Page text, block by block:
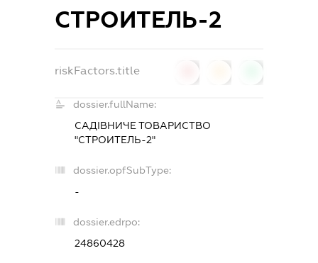
СТРОИТЕЛЬ-2
riskFactors.title
dossier.fullName:
САДІВНИЧЕ ТОВАРИСТВО
"СТРОИТЕЛЬ-2"
dossier.opfSubType:
-
dossier.edrpo:
24860428